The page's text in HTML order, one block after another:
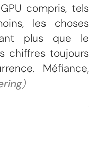
compris, tels
les choses
plus que le
chiffres toujours
Méfiance,
)